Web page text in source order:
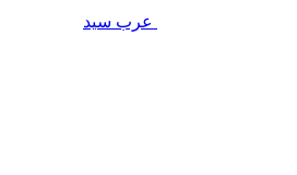
عرب سيد